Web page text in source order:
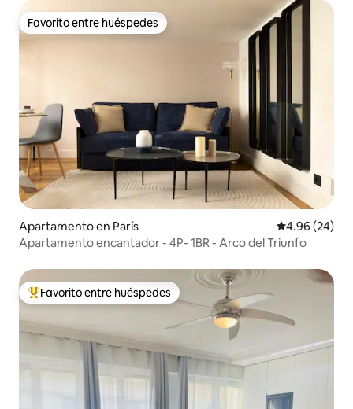
Favorito entre huéspedes
Favorito entre huéspedes
Apartamento en París Calificación
4.96 (24)
Apartamento encantador - 4P- 1BR - Arco del Triunfo
Favorito entre huéspedes preferido
Favorito entre huéspedes